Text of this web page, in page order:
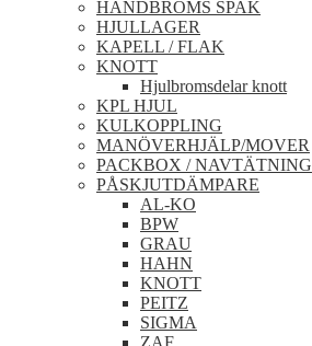
HANDBROMS SPAK
HJULLAGER
KAPELL / FLAK
KNOTT
Hjulbromsdelar knott
KPL HJUL
KULKOPPLING
MANÖVERHJÄLP/MOVER
PACKBOX / NAVTÄTNING
PÅSKJUTDÄMPARE
AL-KO
BPW
GRAU
HAHN
KNOTT
PEITZ
SIGMA
ZAF